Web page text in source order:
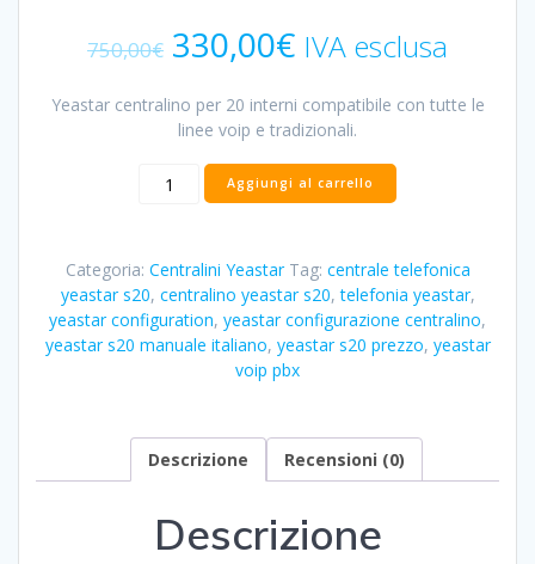
750,00€ Il
prezzo
originale
era:
750,00€.
330,00€Il
prezzo
attuale
è:
330,00€.
IVA esclusa
Yeastar centralino per 20 interni compatibile con tutte le
linee voip e tradizionali.
YeastarAggiungi al carrello
Categoria: Centralini Yeastar Tag: centrale telefonica
yeastar s20, centralino yeastar s20,telefonia yeastar,
yeastar configuration, yeastar configurazione centralino,
yeastar s20 manuale italiano, yeastar s20 prezzo, yeastar
voip pbx
Descrizione Recensioni (0)
Descrizione